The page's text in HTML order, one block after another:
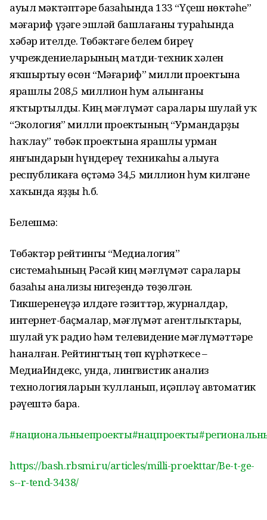
ауыл мәктәптәре базаһында 133 “Үҫеш нөктәһе”
мәғариф үҙәге эшләй башлағаны тураһында
хәбәр ителде. Төбәктәге белем биреү
учреждениеларының матди-техник хәлен
яҡшыртыу өсөн “Мәғариф” милли проектына
ярашлы 208,5 миллион һум алынғаны
яҡтыртылды. Киң мәғлүмәт саралары шулай уҡ
“Экология” милли проектының “Урмандарҙы
һаҡлау” төбәк проектына ярашлы урман
янғындарын һүндереү техникаһы алыуға
республикаға өҫтәмә 34,5 миллион һум килгәне
хаҡында яҙҙы һ.б.
Белешмә:
Төбәктәр рейтингы “Медиалогия”
системаһының Рәсәй киң мәғлүмәт саралары
базаһы анализы нигеҙендә төҙөлгән.
Тикшеренеүҙә илдәге гәзиттәр, журналдар,
интернет-баҫмалар, мәғлүмәт агентлыҡтары,
шулай уҡ радио һәм телевидение мәғлүмәттәре
һаналған. Рейтингтың төп күрһәткесе –
МедиаИндекс, унда, лингвистик анализ
технологияларын ҡулланып, иҫәпләү автоматик
рәүештә бара.
#национальныепроекты#нацпроекты
https://bash.rbsmi.ru/articles/milli-proekttar/Be-t-ge-
s--r-tend-3438/